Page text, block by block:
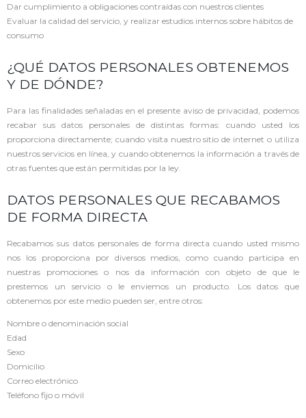
Dar cumplimiento a obligaciones contraídas con nuestros clientes
Evaluar la calidad del servicio, y realizar estudios internos sobre hábitos de
consumo
¿QUÉ DATOS PERSONALES OBTENEMOS
Y DE DÓNDE?
Para las finalidades señaladas en el presente aviso de privacidad, podemos
recabar sus datos personales de distintas formas: cuando usted los
proporciona directamente; cuando visita nuestro sitio de internet o utiliza
nuestros servicios en línea, y cuando obtenemos la información a través de
otras fuentes que están permitidas por la ley.
DATOS PERSONALES QUE RECABAMOS
DE FORMA DIRECTA
Recabamos sus datos personales de forma directa cuando usted mismo
nos los proporciona por diversos medios, como cuando participa en
nuestras promociones o nos da información con objeto de que le
prestemos un servicio o le enviemos un producto. Los datos que
obtenemos por este medio pueden ser, entre otros:
Nombre o denominación social
Edad
Sexo
Domicilio
Correo electrónico
Teléfono fijo o móvil